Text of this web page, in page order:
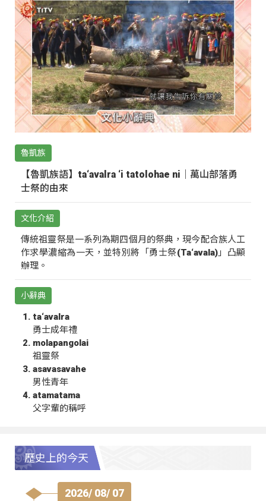
魯凱族
【魯凱族語】ta‘avalra ‘i tatolohae ni｜萬山部落勇
士祭的由來
文化介紹
傳統祖靈祭是一系列為期四個月的祭典，現今配合族人工
作求學濃縮為一天，並特別將「勇士祭(Ta‘avala)」凸顯
辦理。
小辭典
ta‘avalra
勇士成年禮
molapangolai
祖靈祭
asavasavahe
男性青年
atamatama
父字輩的稱呼
歷史上的今天
2026/ 08/ 07